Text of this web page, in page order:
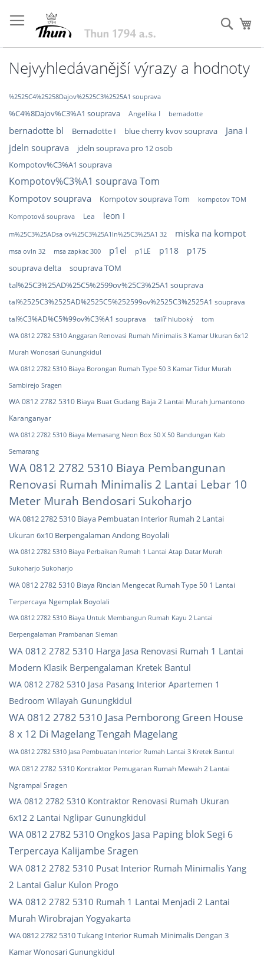
na
obsah
Hledat
Nejvyhledávanější výrazy a hodnoty
%2525C4%25258Dajov%2525C3%2525A1 souprava
%C4%8Dajov%C3%A1 souprava Angelika I bernadotte
bernadotte bl Bernadotte I blue cherry kvov souprava
Jana I
jdeln souprava
jdeln souprava pro 12 osob
Kompotov%C3%A1 souprava
Kompotov%C3%A1 souprava Tom
Kompotov souprava Kompotov souprava Tom
kompotov TOM
Kompotová souprava
Lea leon I
m%25C3%25ADsa ov%25C3%25A1ln%25C3%25A1 32 miska na kompot
msa ovln 32 msa zapkac 300 p1el p1LE p118 p175
souprava delta
souprava TOM
tal%25C3%25AD%25C5%2599ov%25C3%25A1 souprava
tal%2525C3%2525AD%2525C5%252599ov%2525C3%2525A1 souprava
tal%C3%AD%C5%99ov%C3%A1 souprava
talíř hluboký
tom
WA 0812 2782 5310 Anggaran Renovasi Rumah Minimalis 3 Kamar Ukuran 6x12
Murah Wonosari Gunungkidul
WA 0812 2782 5310 Biaya Borongan Rumah Type 50 3 Kamar Tidur Murah
Sambirejo Sragen
WA 0812 2782 5310 Biaya Buat Gudang Baja 2 Lantai Murah Jumantono
Karanganyar
WA 0812 2782 5310 Biaya Memasang Neon Box 50 X 50 Bandungan Kab
Semarang
WA 0812 2782 5310 Biaya Pembangunan
Renovasi Rumah Minimalis 2 Lantai Lebar 10
Meter Murah Bendosari Sukoharjo
WA 0812 2782 5310 Biaya Pembuatan Interior Rumah 2 Lantai
Ukuran 6x10 Berpengalaman Andong Boyolali
WA 0812 2782 5310 Biaya Perbaikan Rumah 1 Lantai Atap Datar Murah
Sukoharjo Sukoharjo
WA 0812 2782 5310 Biaya Rincian Mengecat Rumah Type 50 1 Lantai
Terpercaya Ngemplak Boyolali
WA 0812 2782 5310 Biaya Untuk Membangun Rumah Kayu 2 Lantai
Berpengalaman Prambanan Sleman
WA 0812 2782 5310 Harga Jasa Renovasi Rumah 1 Lantai
Modern Klasik Berpengalaman Kretek Bantul
WA 0812 2782 5310 Jasa Pasang Interior Apartemen 1
Bedroom WIlayah Gunungkidul
WA 0812 2782 5310 Jasa Pemborong Green House
8 x 12 Di Magelang Tengah Magelang
WA 0812 2782 5310 Jasa Pembuatan Interior Rumah Lantai 3 Kretek Bantul
WA 0812 2782 5310 Kontraktor Pemugaran Rumah Mewah 2 Lantai
Ngrampal Sragen
WA 0812 2782 5310 Kontraktor Renovasi Rumah Ukuran
6x12 2 Lantai Nglipar Gunungkidul
WA 0812 2782 5310 Ongkos Jasa Paping blok Segi 6
Terpercaya Kalijambe Sragen
WA 0812 2782 5310 Pusat Interior Rumah Minimalis Yang
2 Lantai Galur Kulon Progo
WA 0812 2782 5310 Rumah 1 Lantai Menjadi 2 Lantai
Murah Wirobrajan Yogyakarta
WA 0812 2782 5310 Tukang Interior Rumah Minimalis Dengan 3
Kamar Wonosari Gunungkidul